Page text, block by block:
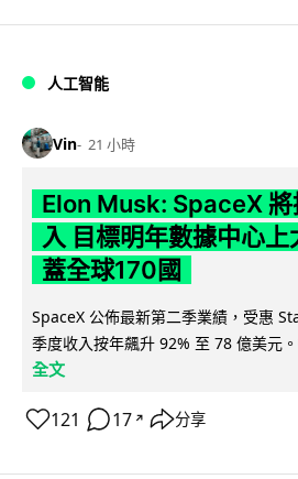
人工智能
Vin 21 小時
Elon Musk: SpaceX 將
入 目標明年數據中心
蓋全球170國
SpaceX 公佈最新第二季業績，受惠
季度收入按年飆升 92% 至 78 億美元
全文
121 17 ↗ 分享